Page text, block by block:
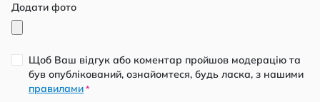
Додати фото
Щоб Ваш відгук або коментар пройшов модерацію та
був опублікований, ознайомтеся, будь ласка, з нашими
правилами *